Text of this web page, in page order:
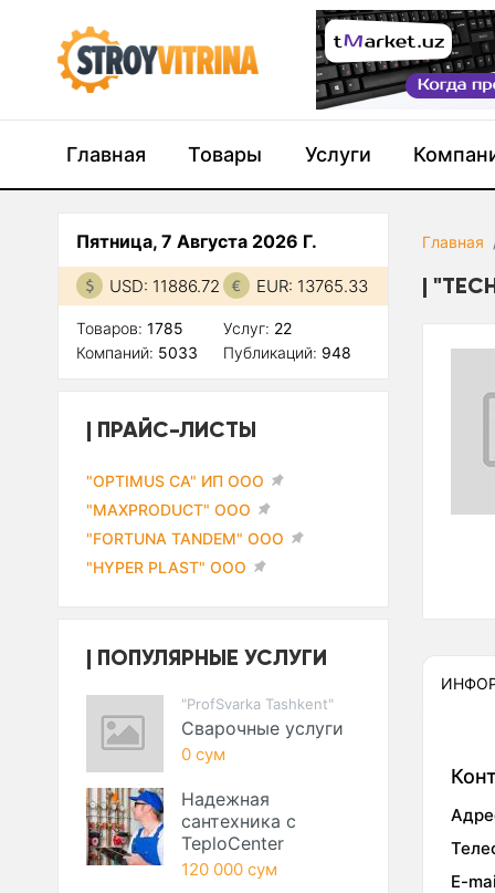
Главная Товары Услуги
Главная
E-
Пятница, 7 Августа 2026 Г.
USD: 11886.72 EUR: 13765.33
Товаров: 1785
Компаний: 5033
Услуг: 22
Публикаций: 948
ПРАЙС-ЛИСТЫ
"OPTIMUS CA" ИП ООО
"MAXPRODUCT" ООО
"FORTUNA TANDEM" ООО
"HYPER PLAST" ООО
ПОПУЛЯРНЫЕ УСЛУГИ
"ProfSvarka Tashkent"
Сварочные услуги
0 сум
Надежная
сантехника с
TeploCenter
120 000 сум